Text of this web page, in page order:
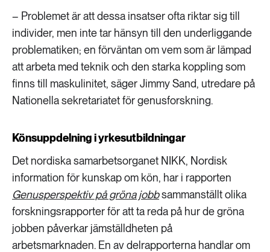
– Problemet är att dessa insatser ofta riktar sig till
individer, men inte tar hänsyn till den underliggande
problematiken; en förväntan om vem som är lämpad
att arbeta med teknik och den starka koppling som
finns till maskulinitet, säger Jimmy Sand, utredare på
Nationella sekretariatet för genusforskning.
Könsuppdelning i yrkesutbildningar
Det nordiska samarbetsorganet NIKK, Nordisk
information för kunskap om kön, har i rapporten
Genusperspektiv på gröna jobbsammanställt olika
forskningsrapporter för att ta reda på hur de gröna
jobben påverkar jämställdheten på
arbetsmarknaden. En av delrapporterna handlar om